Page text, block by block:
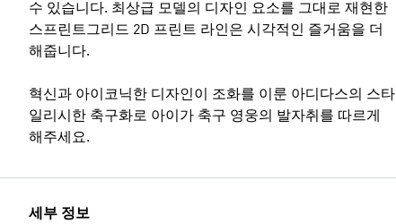
수 있습니다. 최상급 모델의 디자인 요소를 그대로 재현한
스프린트그리드 2D 프린트 라인은 시각적인 즐거움을 더
해줍니다.
혁신과 아이코닉한 디자인이 조화를 이룬 아디다스의 스타
일리시한 축구화로 아이가 축구 영웅의 발자취를 따르게
해주세요.
세부 정보